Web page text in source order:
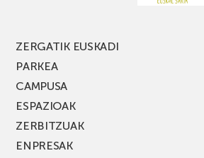
ZERGATIK EUSKADI
PARKEA
CAMPUSA
ESPAZIOAK
ZERBITZUAK
ENPRESAK